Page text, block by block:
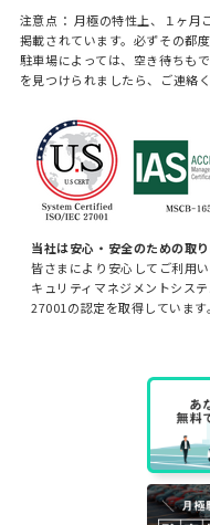
注意点： 月極の特性上、１ヶ月
掲載されています。必ずその都
駐車場によっては、空き待ちも
を見つけられましたら、ご連絡く
当社は安心・安全のための取り
皆さまにより安心してご利用
キュリティマネジメントシス
27001の認定を取得しています。